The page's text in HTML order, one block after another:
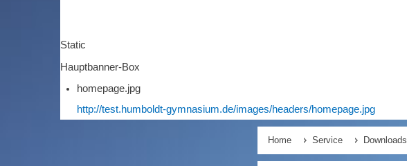
Static
Hauptbanner-Box
homepage.jpg
http://test.humboldt-gymnasium.de/images/headers/homepage.jpg
Home Service Downloads